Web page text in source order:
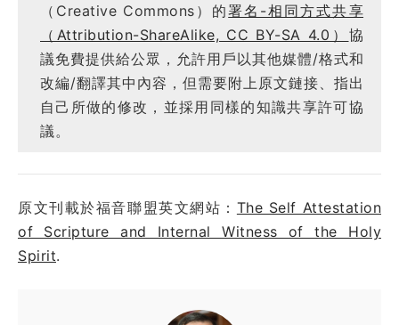
（Creative Commons）的署名-相同方式共享
（Attribution-ShareAlike, CC BY-SA 4.0） 協
議免費提供給公眾，允許用戶以其他媒體/格式和
改編/翻譯其中內容，但需要附上原文鏈接、指出
自己所做的修改，並採用同樣的知識共享許可協
議。
原文刊載於福音聯盟英文網站： The Self Attestation
of Scripture and Internal Witness of the Holy
Spirit.